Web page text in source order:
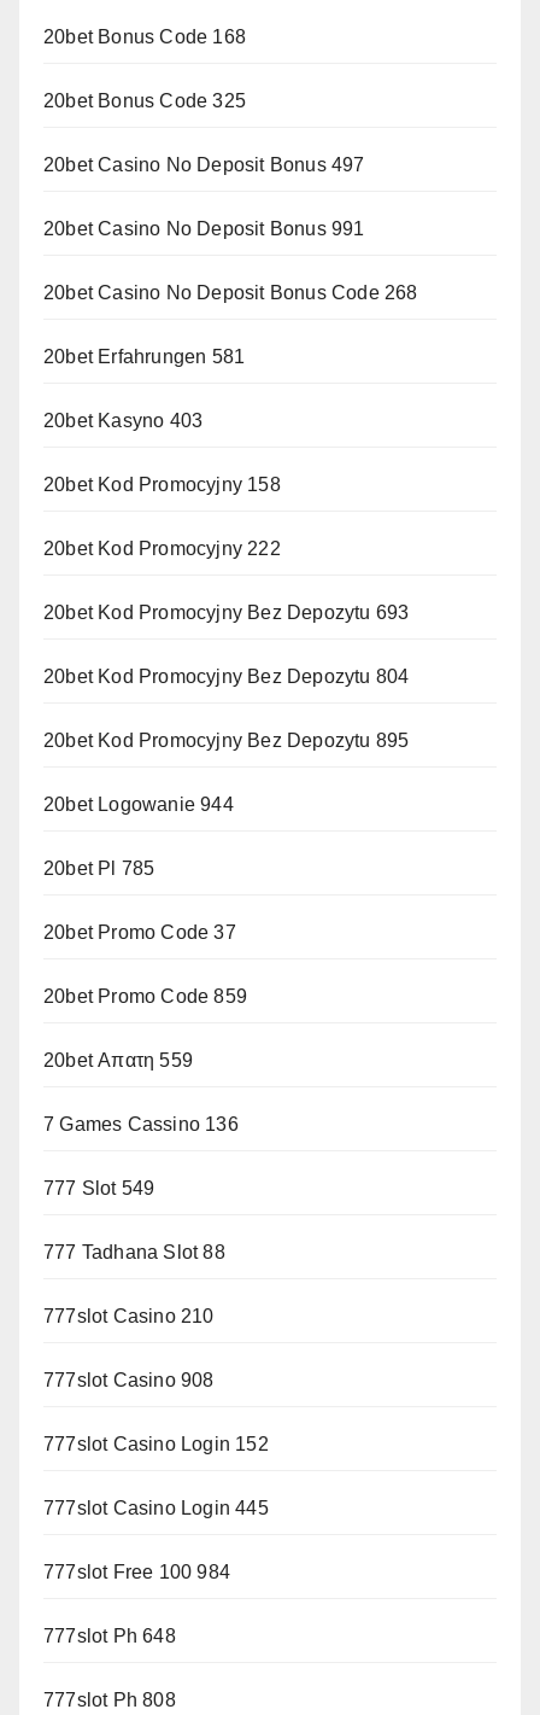
20bet Bonus Code 168
20bet Bonus Code 325
20bet Casino No Deposit Bonus 497
20bet Casino No Deposit Bonus 991
20bet Casino No Deposit Bonus Code 268
20bet Erfahrungen 581
20bet Kasyno 403
20bet Kod Promocyjny 158
20bet Kod Promocyjny 222
20bet Kod Promocyjny Bez Depozytu 693
20bet Kod Promocyjny Bez Depozytu 804
20bet Kod Promocyjny Bez Depozytu 895
20bet Logowanie 944
20bet Pl 785
20bet Promo Code 37
20bet Promo Code 859
20bet Απατη 559
7 Games Cassino 136
777 Slot 549
777 Tadhana Slot 88
777slot Casino 210
777slot Casino 908
777slot Casino Login 152
777slot Casino Login 445
777slot Free 100 984
777slot Ph 648
777slot Ph 808